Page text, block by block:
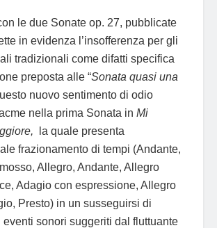
le due Sonate op. 27, pubblicate
in evidenza l’insofferenza per gli
tradizionali come difatti specifica
preposta alle “Sonata quasi una
nuovo sentimento di odio
nella prima Sonata in Mi
la quale presenta
frazionamento di tempi (Andante,
Allegro, Andante, Allegro
Adagio con espressione, Allegro
Presto) in un susseguirsi di
eventi sonori suggeriti dal fluttuante